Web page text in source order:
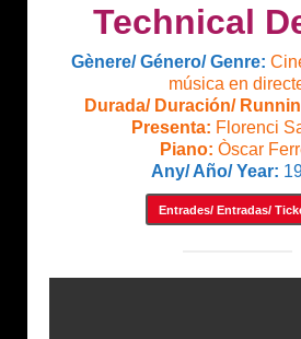
Technical
Gènere/ Género/ Genre:
música en
Durada/ Duración/
Presenta: Florenci
Piano: Òscar
Any/ Año/ Year:
Entrades/ Entradas/